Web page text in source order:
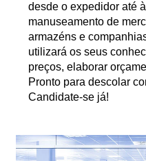
desde o expedidor até
manuseamento de
armazéns e
utilizará os seus
preços, elaborar
Pronto para descolar
Candidate-se já!